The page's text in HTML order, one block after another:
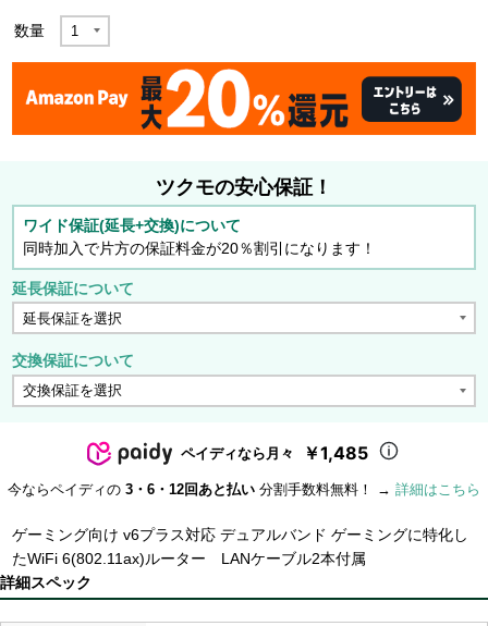
数量
ツクモの安心保証！
ワイド保証(延長+交換)について
同時加入で片方の保証料金が20％割引になります！
延長保証について
交換保証について
ペイディなら月々 ￥1,485
今ならペイディの 3・6・12回あと払い 分割手数料無料！ → 詳細はこちら
ゲーミング向け v6プラス対応 デュアルバンド ゲーミングに特化し
たWiFi 6(802.11ax)ルーター LANケーブル2本付属
詳細スペック